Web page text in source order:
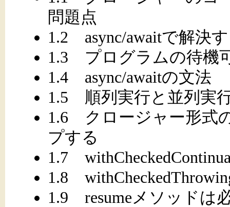
問題点
1.2 async/awaitで解決
1.3 プログラムの待機
1.4 async/awaitの文法
1.5 順列実行と並列実
1.6 クロージャー形式
プする
1.7
1.8
1.9 resumeメソッドは